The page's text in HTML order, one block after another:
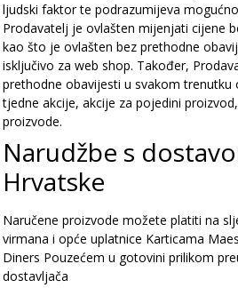
ljudski faktor te podrazumijeva
Prodavatelj je ovlašten mijenjati cijene
kao što je ovlašten bez prethodne
isključivo za web shop. Također,
prethodne obavijesti u svakom trenutku
tjedne akcije, akcije za pojedini
proizvode.
Narudžbe s
Hrvatske
Naručene proizvode možete platiti na
virmana i opće uplatnice Karticama
Diners Pouzećem u gotovini prilikom
dostavljača